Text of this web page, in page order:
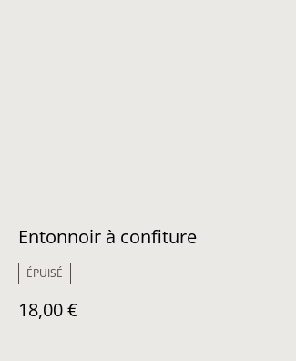
Entonnoir à confiture
ÉPUISÉ
18,00 €